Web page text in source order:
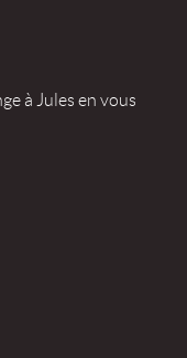
à Jules en vous